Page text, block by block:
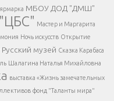
</div > </div >
МБОУ ДОД "ДМШ"
Мастер и Маргарита
Ночь искусств Открытие
Русский музей Сказка Карабаса
Шалагина Наталья Михайловна
выставка «Жизнь замечательных
фонд "Таланты мира"